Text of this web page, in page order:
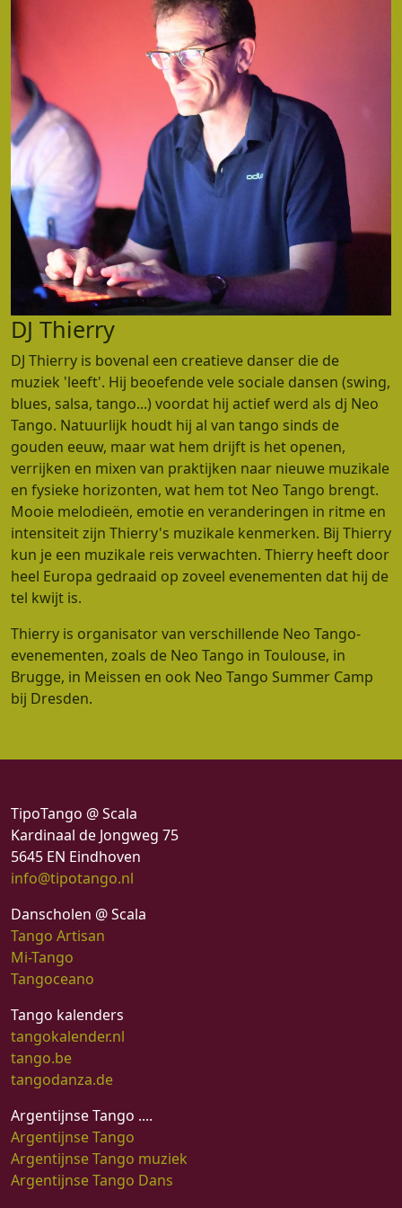
DJ Thierry
DJ Thierry is bovenal een creatieve danser die de
muziek 'leeft'. Hij beoefende vele sociale dansen (swing,
blues, salsa, tango...) voordat hij actief werd als dj Neo
Tango. Natuurlijk houdt hij al van tango sinds de
gouden eeuw, maar wat hem drijft is het openen,
verrijken en mixen van praktijken naar nieuwe muzikale
en fysieke horizonten, wat hem tot Neo Tango brengt.
Mooie melodieën, emotie en veranderingen in ritme en
intensiteit zijn Thierry's muzikale kenmerken. Bij Thierry
kun je een muzikale reis verwachten. Thierry heeft door
heel Europa gedraaid op zoveel evenementen dat hij de
tel kwijt is.
Thierry is organisator van verschillende Neo Tango-
evenementen, zoals de Neo Tango in Toulouse, in
Brugge, in Meissen en ook Neo Tango Summer Camp
bij Dresden.
TipoTango @ Scala
Kardinaal de Jongweg 75
5645 EN Eindhoven
info@tipotango.nl
Danscholen @ Scala
Tango Artisan
Mi-Tango
Tangoceano
Tango kalenders
tangokalender.nl
tango.be
tangodanza.de
Argentijnse Tango ....
Argentijnse Tango
Argentijnse Tango muziek
Argentijnse Tango Dans